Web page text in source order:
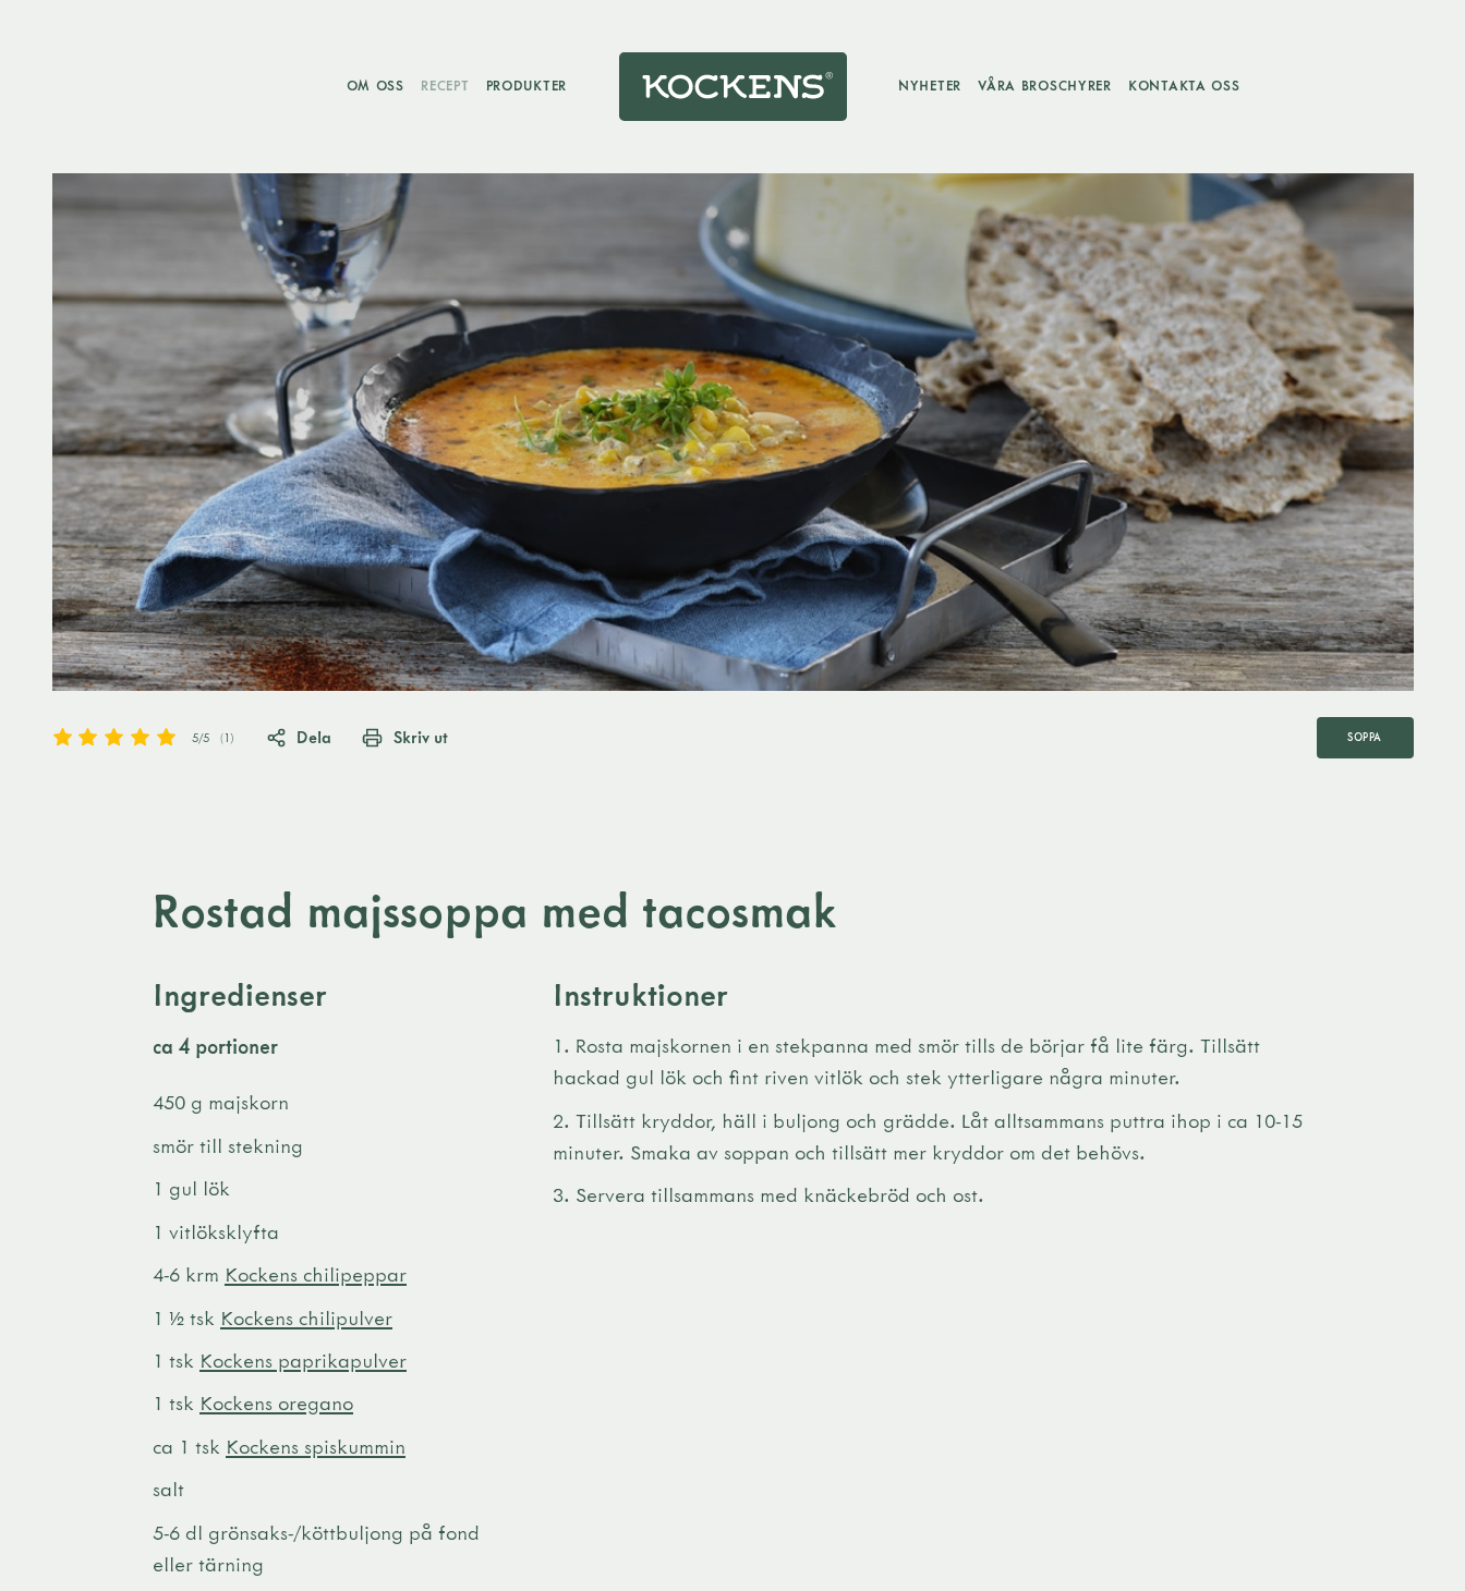
OM OSS RECEPT PRODUKTER NYHETER VÅRA BROSCHYRER KONTAKTA OSS
5/5 (1 ) Dela Skriv ut SOPPA
Rostad majssoppa med tacosmak
Ingredienser
ca 4 portioner
450 g majskorn
smör till stekning
1 gul lök
1 vitlöksklyfta
4-6 krm Kockens chilipeppar
1 ½ tsk Kockens chilipulver
1 tsk Kockens paprikapulver
1 tsk Kockens oregano
ca 1 tsk Kockens spiskummin
salt
5-6 dl grönsaks-/köttbuljong på fond
eller tärning
Instruktioner
Rosta majskornen i en stekpanna med smör tills de börjar få lite färg. Tillsätt
hackad gul lök och fint riven vitlök och stek ytterligare några minuter.
Tillsätt kryddor, häll i buljong och grädde. Låt alltsammans puttra ihop i ca 10-15
minuter. Smaka av soppan och tillsätt mer kryddor om det behövs.
Servera tillsammans med knäckebröd och ost.